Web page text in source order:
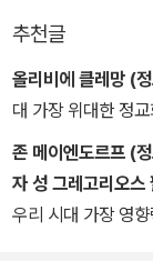
로 만드시는, 그렇
신다고, 거룩하게
적으로 이야기한 교
인간은 그저 그리스
리스도의 희생, 그리
지는 존재가 아니
추천글
올리비에 클레망 (
대 가장 위대한 정
존 메이엔도르프 (정
자 성 그레고리오스
우리 시대 가장 영